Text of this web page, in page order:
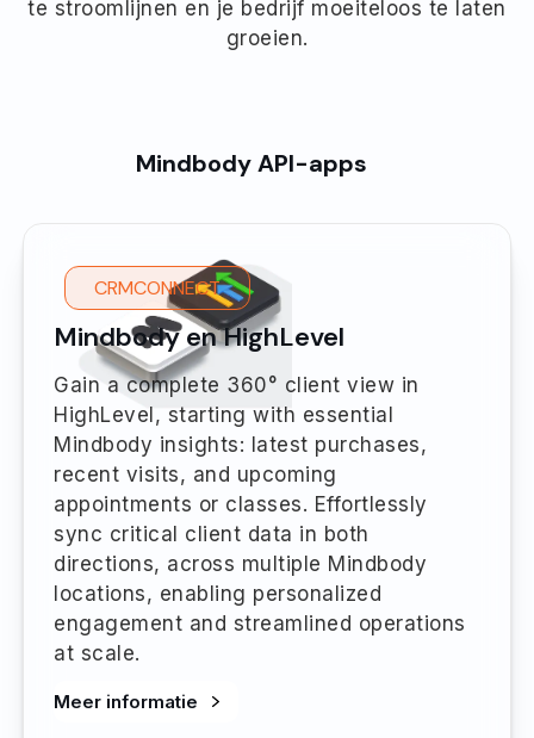
te stroomlijnen en je bedrijf moeiteloos te laten
groeien.
Mindbody API-apps
CRMCONNECT
Mindbody en HighLevel
Gain a complete 360° client view in
HighLevel, starting with essential
Mindbody insights: latest purchases,
recent visits, and upcoming
appointments or classes. Effortlessly
sync critical client data in both
directions, across multiple Mindbody
locations, enabling personalized
engagement and streamlined operations
at scale.
Meer informatie